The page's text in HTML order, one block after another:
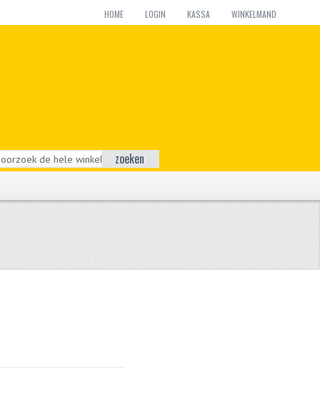
HOME LOGIN KASSA WINKELMAND
zoeken